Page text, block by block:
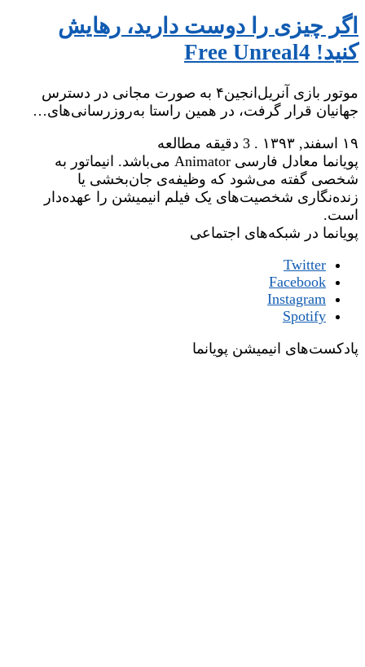
اگر چیزی را دوست دارید، رهایش
کنید! Free Unreal4
موتور بازی آنریل‌انجین۴ به صورت مجانی در دسترس
جهانیان قرار گرفت، در همین راستا به‌روزرسانی‌های…
۱۹ اسفند, ۱۳۹۳
. 3 دقیقه مطالعه
پویانما معادل فارسی Animator می‌باشد. انیماتور به
شخصی گفته می‌شود که وظیفه‌ی جان‌بخشی یا
زنده‌نگاری شخصیت‌های یک فیلم انیمیشن را عهده‌دار
است.
پویانما در شبکه‌های اجتماعی
Twitter
Facebook
Instagram
Spotify
پادکست‌های انیمیشن پویانما